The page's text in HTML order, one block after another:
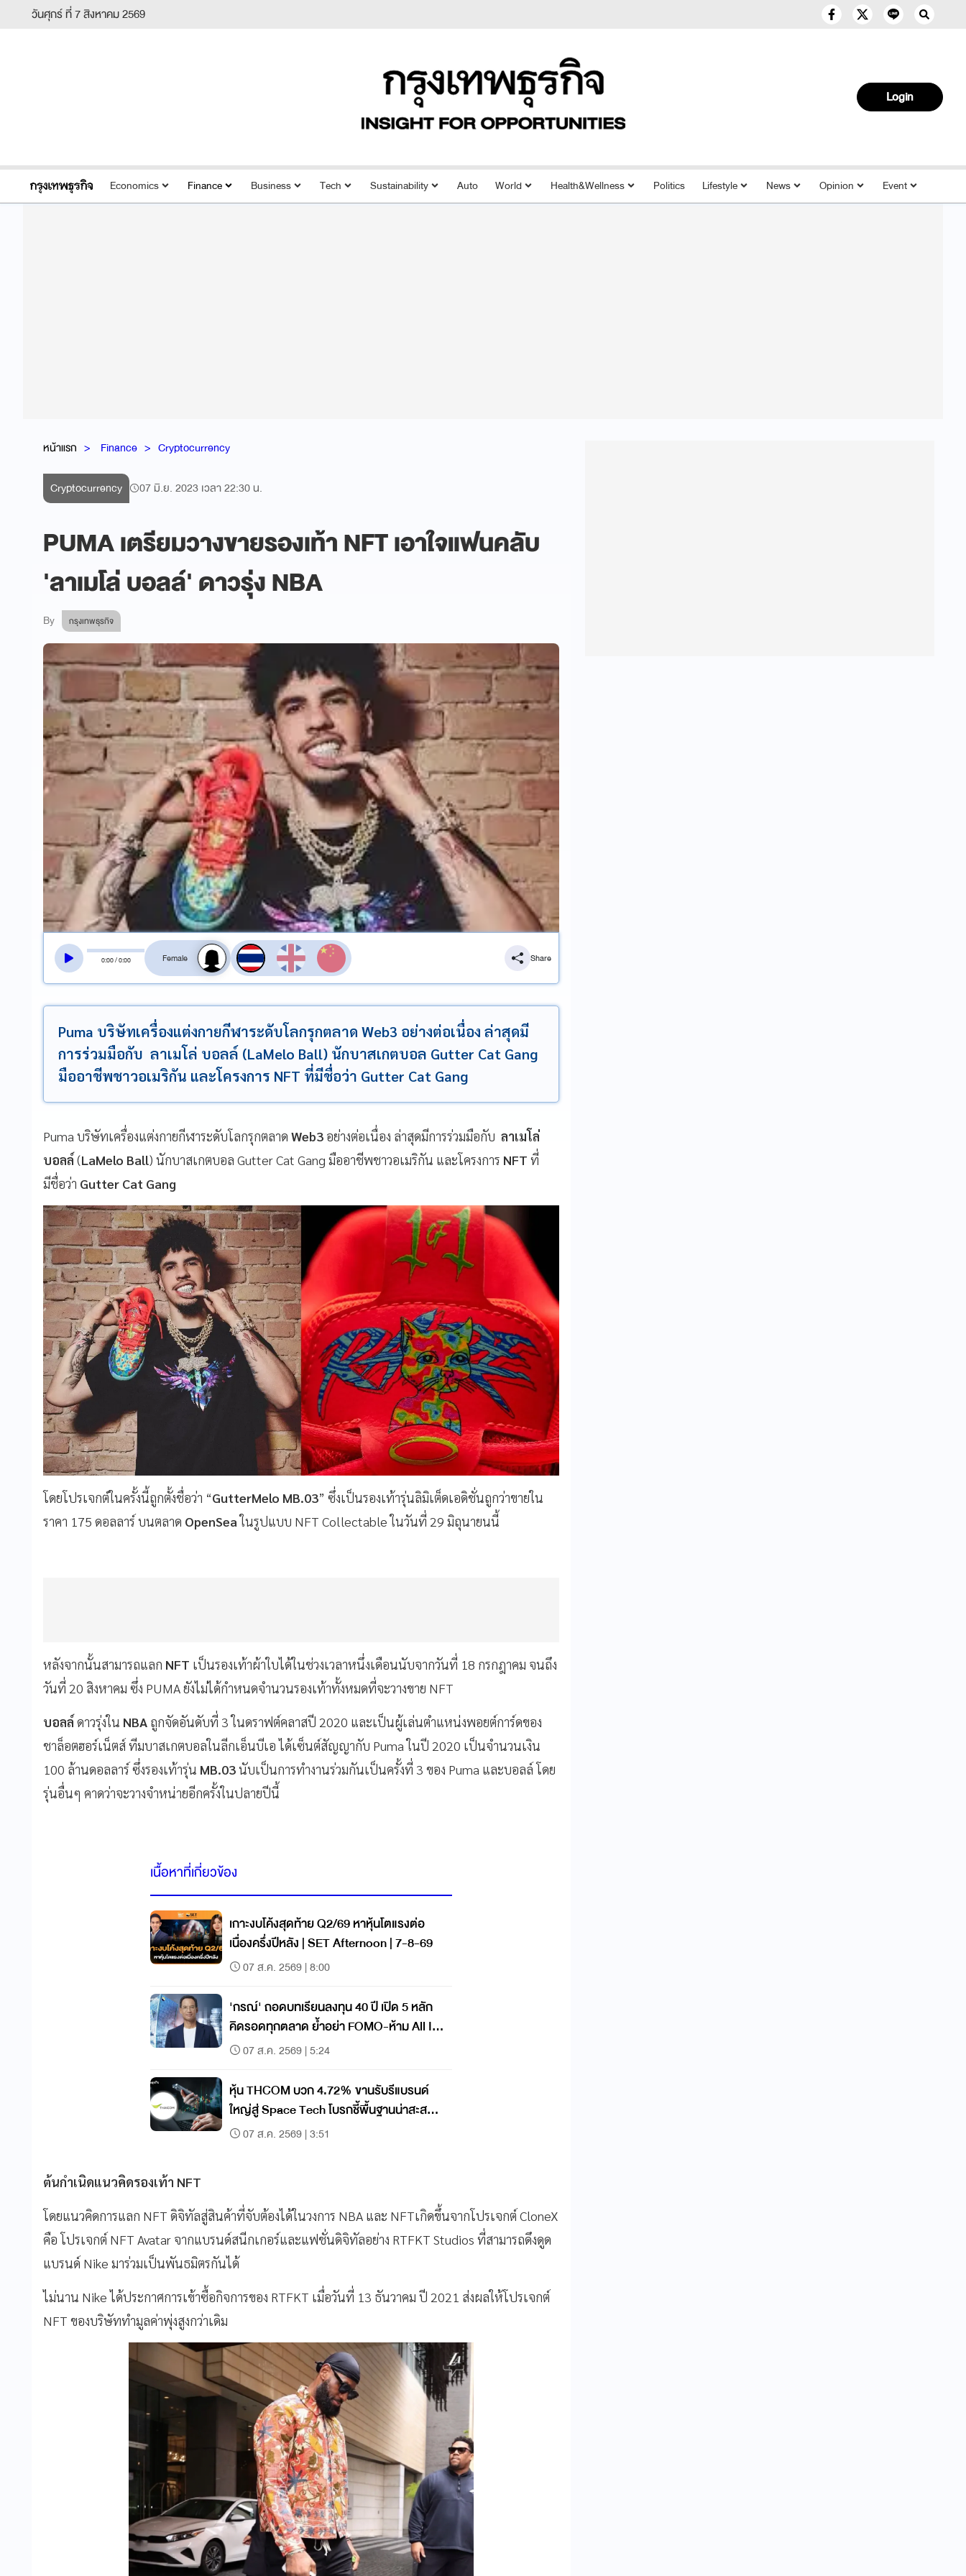
วันศุกร์ ที่ 7 สิงหาคม 2569
Login
Economics Finance Business Tech Sustainability Auto World Health&Wellness Politics Lifestyle News Opinion Event
หน้าแรก Finance Cryptocurrency
Cryptocurrency 07 มิ.ย. 2023 เวลา 22:30 น.
PUMA เตรียมวางขายรองเท้า NFT เอาใจแฟนคลับ
'ลาเมโล่ บอลล์' ดาวรุ่ง NBA
By กรุงเทพธุรกิจ
0:00/0:00
สลับเสียงอ่าน
Share
Puma บริษัทเครื่องแต่งกายกีฬาระดับโลกรุกตลาด Web3 อย่างต่อเนื่อง ล่าสุดมี
การร่วมมือกับ ลาเมโล่ บอลล์ (LaMelo Ball) นักบาสเกตบอล Gutter Cat Gang
มืออาชีพชาวอเมริกัน และโครงการ NFT ที่มีชื่อว่า Gutter Cat Gang
Puma บริษัทเครื่องแต่งกายกีฬาระดับโลกรุกตลาด Web3 อย่างต่อเนื่อง ล่าสุดมีการร่วมมือกับ ลาเมโล่
บอลล์ (LaMelo Ball) นักบาสเกตบอล Gutter Cat Gang มืออาชีพชาวอเมริกัน และโครงการ NFT ที่
มีชื่อว่า Gutter Cat Gang
โดยโปรเจกต์ในครั้งนี้ถูกตั้งชื่อว่า “GutterMelo MB.03” ซึ่งเป็นรองเท้ารุ่นลิมิเต็ดเอดิชั่นถูกว่าขายใน
ราคา 175 ดอลลาร์ บนตลาด OpenSeaในรูปแบบ NFT Collectable ในวันที่ 29 มิถุนายนนี้
หลังจากนั้นสามารถแลก NFT เป็นรองเท้าผ้าใบได้ในช่วงเวลาหนึ่งเดือนนับจากวันที่ 18 กรกฎาคม จนถึง
วันที่ 20 สิงหาคม ซึ่ง PUMA ยังไม่ได้กำหนดจำนวนรองเท้าทั้งหมดที่จะวางขาย NFT
บอลล์ ดาวรุ่งใน NBA ถูกจัดอันดับที่ 3 ในดราฟต์คลาสปี 2020 และเป็นผู้เล่นตำแหน่งพอยต์การ์ดของ
ชาล็อตฮอร์เน็ตส์ ทีมบาสเกตบอลในลีกเอ็นบีเอ ได้เซ็นต์สัญญากับ Puma ในปี 2020 เป็นจำนวนเงิน
100 ล้านดอลลาร์ ซึ่งรองเท้ารุ่น MB.03นับเป็นการทำงานร่วมกันเป็นครั้งที่ 3 ของ Puma และบอลล์ โดย
รุ่นอื่นๆ คาดว่าจะวางจำหน่ายอีกครั้งในปลายปีนี้
เนื้อหาที่เกี่ยวข้อง
เกาะงบโค้งสุดท้าย Q2/69 หาหุ้นโตแรงต่อ
เนื่องครึ่งปีหลัง | SET Afternoon | 7-8-69
07 ส.ค. 2569 | 8:00
'กรณ์' ถอดบทเรียนลงทุน 40 ปี เปิด 5 หลัก
คิดรอดทุกตลาด ย้ำอย่า FOMO-ห้าม All In
วินัยคือกุญแจสร้างมั่งคั่ง
07 ส.ค. 2569 | 5:24
หุ้น THCOM บวก 4.72% ขานรับรีแบรนด์
ใหญ่สู่ Space Tech โบรกชี้พื้นฐานน่าสะสม
ราคายังมีอัพไซด์
07 ส.ค. 2569 | 3:51
ต้นกำเนิดแนวคิดรองเท้า NFT
โดยแนวคิดการแลก NFT ดิจิทัลสู่สินค้าที่จับต้องได้ในวงการ NBA และ NFTเกิดขึ้นจากโปรเจกต์ CloneX
คือ โปรเจกต์ NFT Avatar จากแบรนด์สนีกเกอร์และแฟชั่นดิจิทัลอย่าง RTFKT Studios ที่สามารถดึงดูด
แบรนด์ Nike มาร่วมเป็นพันธมิตรกันได้
ไม่นาน Nike ได้ประกาศการเข้าซื้อกิจการของ RTFKT เมื่อวันที่ 13 ธันวาคม ปี 2021 ส่งผลให้โปรเจกต์
NFT ของบริษัททำมูลค่าพุ่งสูงกว่าเดิม